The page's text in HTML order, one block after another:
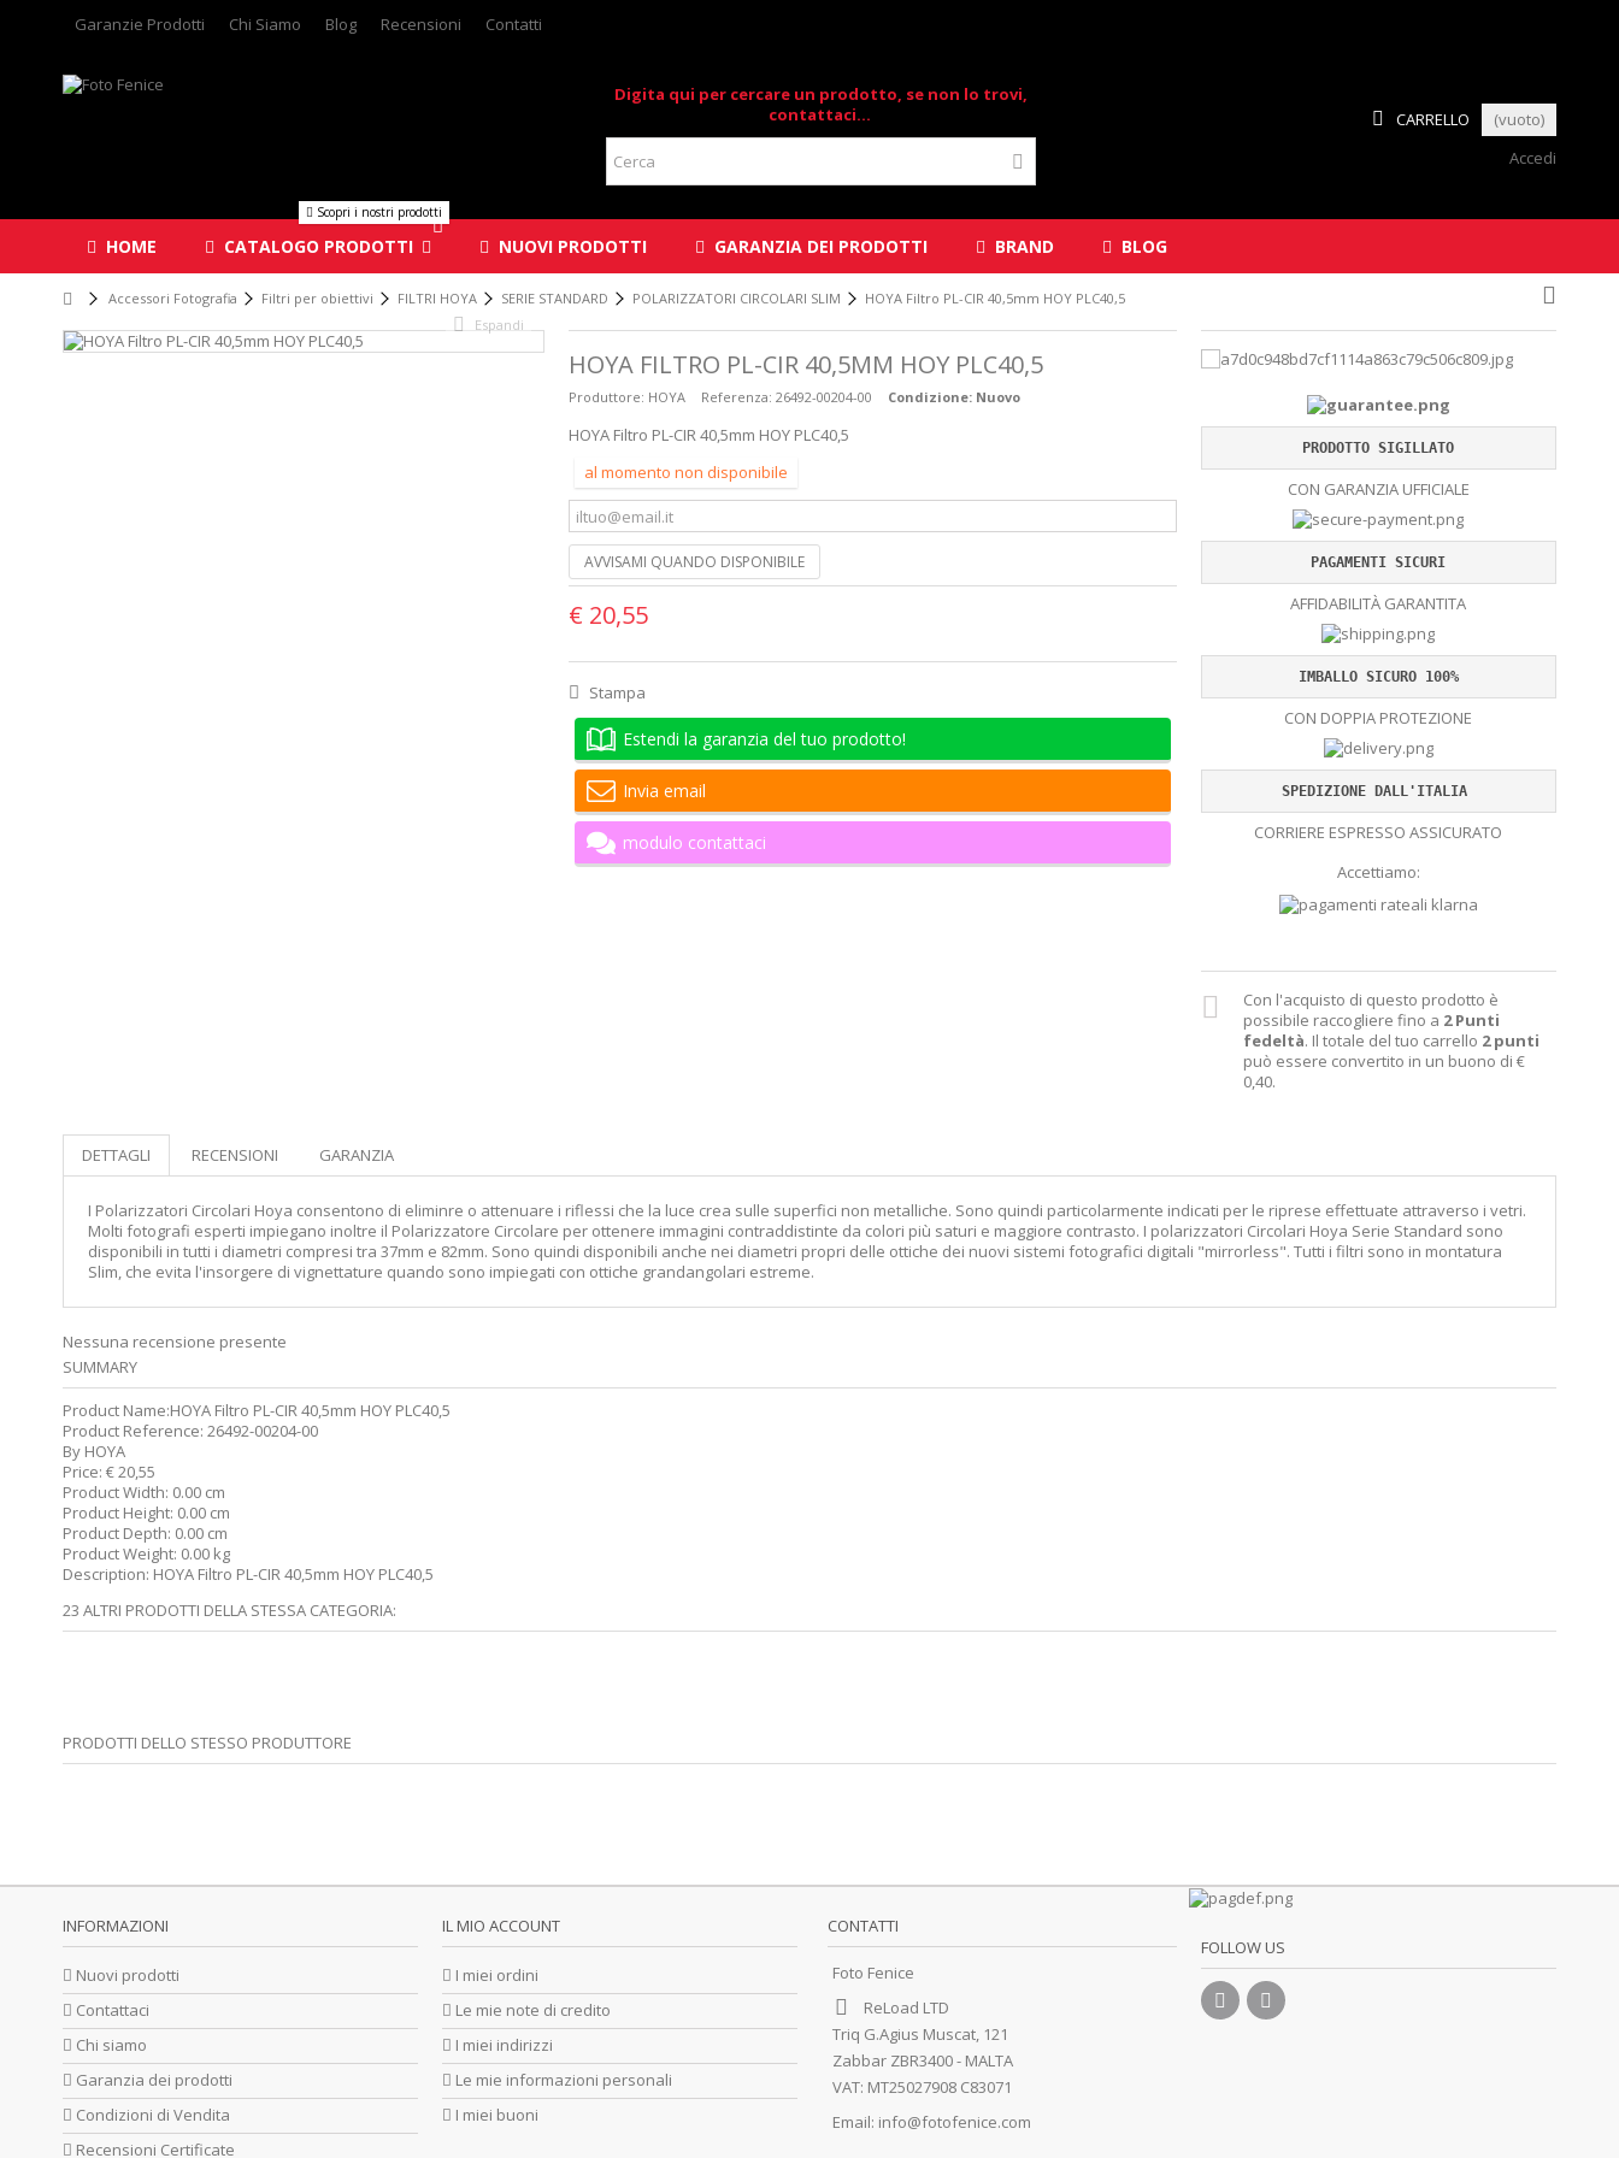
Garanzie Prodotti Chi Siamo Blog Recensioni Contatti
Digita qui per cercare un prodotto, se non lo trovi,
contattaci...
CARRELLO
(vuoto)
Accedi
HOME CATALOGO PRODOTTI
Scopri i nostri prodotti
NUOVI PRODOTTI GARANZIA DEI PRODOTTI BRAND BLOG
Accessori Fotografia Filtri per obiettivi FILTRI HOYA SERIE STANDARD POLARIZZATORI CIRCOLARI SLIM
HOYA Filtro PL-CIR 40,5mm HOY PLC40,5
Espandi
HOYA FILTRO PL-CIR 40,5MM HOY PLC40,5
Produttore: HOYA Referenza: 26492-00204-00 Condizione: Nuovo
HOYA Filtro PL-CIR 40,5mm HOY PLC40,5
al momento non disponibile
AVVISAMI QUANDO DISPONIBILE
€ 20,55
Stampa
Estendi la garanzia del tuo prodotto!
Invia email
modulo contattaci
PRODOTTO SIGILLATO
CON GARANZIA UFFICIALE
PAGAMENTI SICURI
AFFIDABILITÀ GARANTITA
IMBALLO SICURO 100%
CON DOPPIA PROTEZIONE
SPEDIZIONE DALL'ITALIA
CORRIERE ESPRESSO ASSICURATO
Accettiamo:
Con l'acquisto di questo prodotto è
possibile raccogliere fino a 2Punti
fedeltà. Il totale del tuo carrello 2punti
può essere convertito in un buono di €
0,40.
DETTAGLI RECENSIONI GARANZIA
I Polarizzatori Circolari Hoya consentono di eliminre o attenuare i riflessi che la luce crea sulle superfici non metalliche. Sono quindi particolarmente indicati per le riprese effettuate attraverso i vetri.
Molti fotografi esperti impiegano inoltre il Polarizzatore Circolare per ottenere immagini contraddistinte da colori più saturi e maggiore contrasto. I polarizzatori Circolari Hoya Serie Standard sono
disponibili in tutti i diametri compresi tra 37mm e 82mm. Sono quindi disponibili anche nei diametri propri delle ottiche dei nuovi sistemi fotografici digitali "mirrorless". Tutti i filtri sono in montatura
Slim, che evita l'insorgere di vignettature quando sono impiegati con ottiche grandangolari estreme.
Nessuna recensione presente
SUMMARY
Product Name:HOYA Filtro PL-CIR 40,5mm HOY PLC40,5
Product Reference: 26492-00204-00
By HOYA
Price: €20,55
Product Width: 0.00 cm
Product Height: 0.00 cm
Product Depth: 0.00 cm
Product Weight: 0.00 kg
Description: HOYA Filtro PL-CIR 40,5mm HOY PLC40,5
23 ALTRI PRODOTTI DELLA STESSA CATEGORIA:
PRODOTTI DELLO STESSO PRODUTTORE
INFORMAZIONI
Nuovi prodotti
Contattaci
Chi siamo
Garanzia dei prodotti
Condizioni di Vendita
Recensioni Certificate
IL MIO ACCOUNT
I miei ordini
Le mie note di credito
I miei indirizzi
Le mie informazioni personali
I miei buoni
CONTATTI
Foto Fenice
ReLoad LTD
Triq G.Agius Muscat, 121
Zabbar ZBR3400 - MALTA
VAT: MT25027908 C83071
Email: info@fotofenice.com
FOLLOW US